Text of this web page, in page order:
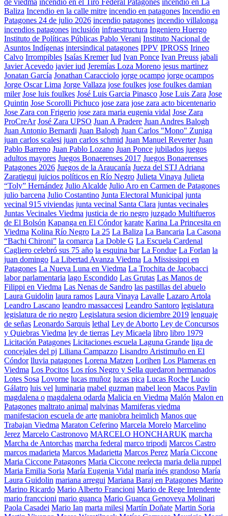
de viedma incendio en el Tiro Federal Patagones incendio en La
Baliza Incendio en la calle mitre incendio en patagones Incendio en
Patagones 24 de julio 2026 incendio patagones incendio villalonga
incendios patagones inclusión infraestructura Ingeniero Huergo
Instituto de Políticas Públicas Pablo Verani Instituto Nacional de
Asuntos Indígenas intersindical patagones IPPV IPROSS Irineo
Calvo Irrompibles Isaías Kremer Iud Ivan Ponce Ivan Preuss jabali
Javier Acevedo javier iud Jeremías Loza Moreno jesus martinez
Jonatan García Jonathan Caracciolo jorge ocampo jorge ocampos
Jorge Oscar Lima Jorge Vallaza jose foulkes jose foulkes damian
miler Jose luis foulkes José Luis Garcia Pinasco Jose Luis Zara Jose
Quintin Jose Scorolli Pichuco jose zara jose zara acto bicentenario
Jose Zara con Frigerio jose zara maria eugenia vidal Jose Zara
ProCreAr José Zara UPSO Juan A Pradere Juan Andres Balogh
Juan Antonio Bernardi Juan Balogh Juan Carlos "Mono" Zuniga
juan carlos scalesi juan carlos schmid Juan Manuel Reverter Juan
Pablo Barreno Juan Pablo Lozano Juan Ponce jubilados juegos
adultos mayores Juegos Bonaerenses 2017 Juegos Bonaerenses
Patagones 2026 Juegos de la Araucanía Jueza del STJ Adriana
Zaratiegui juicios políticos en Río Negro Julieta Vinaya Julieta
“Toly” Hernández Julio Alcalde Julio Aro en Carmen de Patagones
julio barcena Julio Costantino Junta Electoral Municipal junta
vecinal 915 viviendas junta vecinal Santa Clara juntas vecinales
Juntas Vecinales Viedma justicia de rio negro juzgado Multifueros
de El Bolsón Kapanga en El Cóndor karate Karina La Princesita en
Viedma Kolina Río Negro La 25 La Baliza La Bancaria La Casona
“Bachi Chironi” la comarca La Doble G La Escuela Cardenal
Cagliero celebró sus 75 año la esquina bar La Fondue La Forlan la
juan domingo La Libertad Avanza Viedma La Mississippi en
Patagones La Nueva Luna en Viedma La Trochita de Jacobacci
labor parlamentaria lago Escondido Las Grutas Las Manos de
Filippi en Viedma Las Nenas de Sandro las pastillas del abuelo
Laura Guidolin laura ramos Laura Vinaya Lavalle Lazaro Artola
Leandro Lascano leandro massaccesi Leandro Santoro legislatura
legislatura de rio negro Legislatura sesion diciembre 2019 lenguaje
de señas Leonardo Sarquis lethal Ley de Aborto Ley de Concursos
y Quiebras Viedma ley de tierras Ley Micaela libro libro 1979
Licitación Patagones Licitaciones escuela Laguna Grande liga de
concejales del pj Liliana Campazzo Lisandro Aristimuño en El
Cóndor lluvia patagones Lorena Matzen Lorihen Los Plameras en
Viedma Los Pocitos Los ríos Negro y Sella quedaron hermanados
Lotes Sosa Lovorne lucas muñoz lucas pica Lucas Roche Lucio
Gálatro luis vel luminaria mabel guzman mabel leon Macos Pavlin
magdalena o magdalena odarda Malicia en Viedma Malón Malon en
Patagones maltrato animal malvinas Mamiferas viedma
manifestacion escuela de arte maniobra heimlich Manos que
Trabajan Viedma Maraton Ceferino Marcela Morelo Marcelino
Jerez Marcelo Castronovo MARCELO HONCHARUK marcha
Marcha de Antorchas marcha federal marco tripodi Marcos Castro
marcos madarieta Marcos Madarietta Marcos Perez María Ciccone
Maria Ciccone Patagones Maria Ciccone reelecta maria delia ruppel
Maria Emilia Soria María Eugenia Vidal maría inés grandoso María
Laura Guidolin mariana arregui Mariana Baraj en Patagones Marino
Marino Ricardo Mario Alberto Francioni Mario de Rege Intendente
mario franccioni mario guanca Mario Guanca Genoveva Molinari
Paola Casadei Mario Ian marta milesi Martín Doñate Martin Soria